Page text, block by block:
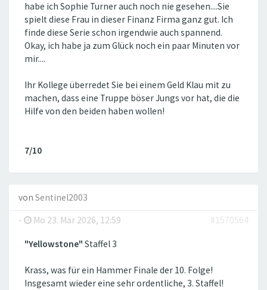
habe ich Sophie Turner auch noch nie gesehen....Sie
spielt diese Frau in dieser Finanz Firma ganz gut. Ich
finde diese Serie schon irgendwie auch spannend.
Okay, ich habe ja zum Glück noch ein paar Minuten vor
mir....
Ihr Kollege überredet Sie bei einem Geld Klau mit zu
machen, dass eine Truppe böser Jungs vor hat, die die
Hilfe von den beiden haben wollen!
7/10
von Sentinel2003
-
Mo 23. Mär 2026, 12:59 #1570564
"Yellowstone" Staffel 3
Krass, was für ein Hammer Finale der 10. Folge!
Insgesamt wieder eine sehr ordentliche, 3. Staffel!